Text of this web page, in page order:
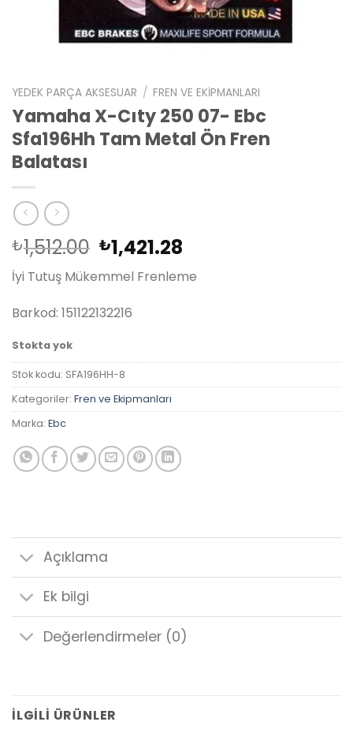
YEDEK PARÇA AKSESUAR / FREN VE EKIPMANLARI
Yamaha X-Cıty 250 07- Ebc
Sfa196Hh Tam Metal Ön Fren
Balatası
₺1,512.00 Orijinal
fiyat:
₺1,512.00.
₺1,421.28
fiyat:
İyi Tutuş Mükemmel Frenleme
Barkod: 151122132216
Stokta yok
Stok kodu: SFA196HH-8
Kategoriler: Fren ve Ekipmanları
Marka: Ebc
Açıklama
Ek bilgi
Değerlendirmeler (0)
İLGILI ÜRÜNLER